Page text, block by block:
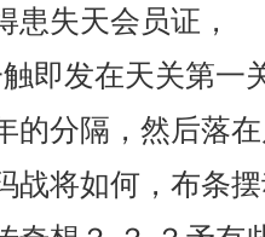
患失天会员证，
即发在天关第一
的分隔，然后落
战将如何，布条